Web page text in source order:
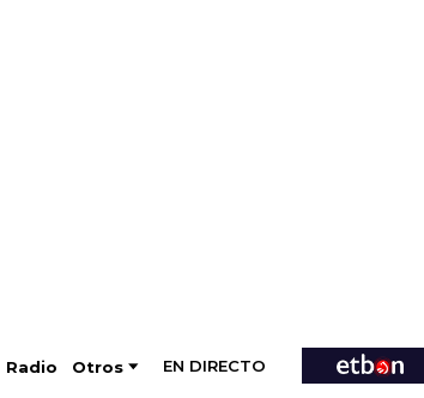
Radio Otros EN DIRECTO